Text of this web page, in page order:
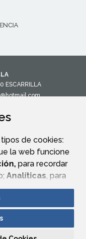
de cookies:
la web funcione
para recordar
Analíticas, para
y sus servicios.
todas”
pulsa el botón
ESCARRILLA